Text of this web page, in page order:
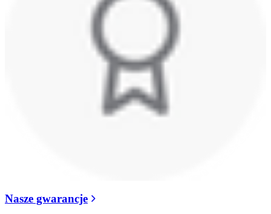
Nasze gwarancje